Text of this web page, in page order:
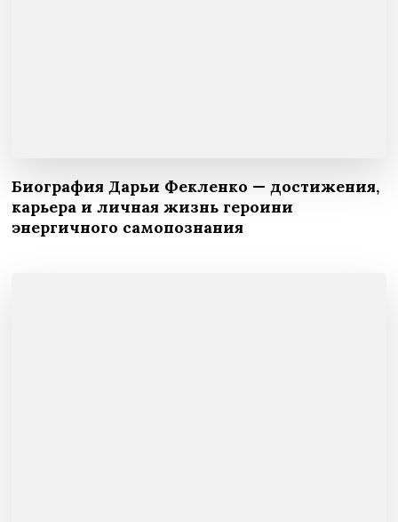
Биография Дарьи Фекленко — достижения,
карьера и личная жизнь героини
энергичного самопознания